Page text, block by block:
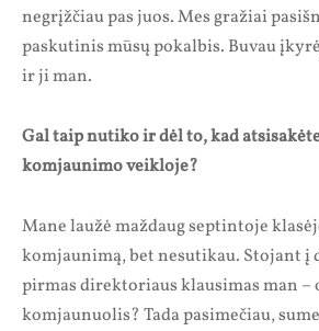
negrįžčiau pas juos. Mes gražiai
paskutinis mūsų pokalbis. Buvau
ir ji man.
Gal taip nutiko ir dėl to, kad
komjaunimo veikloje?
Mane laužė maždaug septintoje
komjaunimą, bet nesutikau. Stojant į
pirmas direktoriaus klausimas man –
komjaunuolis? Tada pasimečiau,